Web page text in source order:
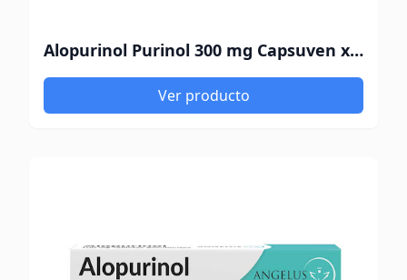
Alopurinol Purinol 300 mg Capsuven x 10 Tabletas
Ver producto